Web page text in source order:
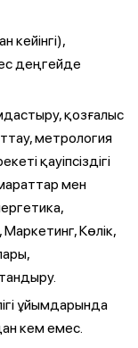
кейінгі),
деңгейде
қозғалыс
метрология
қауіпсіздігі
мен
Көлік,
ұйымдарында
кем емес.